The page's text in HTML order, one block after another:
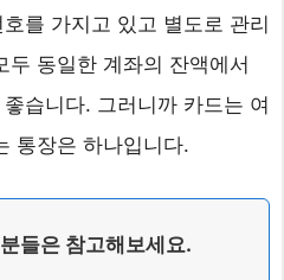
를 가지고 있고 별도로 관리
두 동일한 계좌의 잔액에서
습니다. 그러니까 카드는 여
통장은 하나입니다.
들은 참고해보세요.